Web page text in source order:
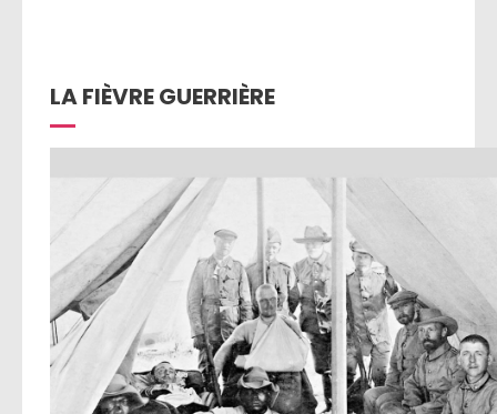
LA FIÈVRE GUERRIÈRE